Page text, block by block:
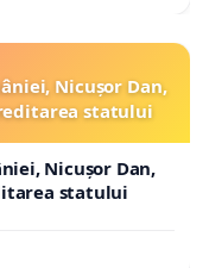
Nicușor Dan,
statului
Nicușor Dan,
statului